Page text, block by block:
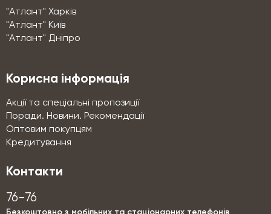
"Атлант" Харків
"Атлант" Київ
"Атлант" Дніпро
Корисна інформація
Акції та спеціальні пропозиції
Поради. Новини. Рекомендації
Оптовим покупцям
Кредитування
Контакти
76-76
Безкоштовно з мобільних та стаціонарних телефонів